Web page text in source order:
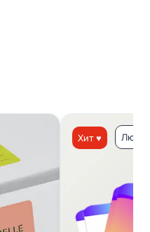
Хит ♥ Люкс